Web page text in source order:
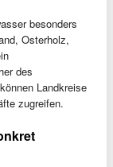
besonders
Osterholz,
des
Landkreise
zugreifen.